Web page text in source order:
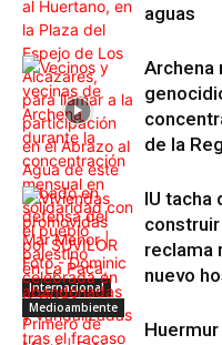
Internacional
aguas
Archena
de la
IU tacha
reclama
nuevo
Medioambiente